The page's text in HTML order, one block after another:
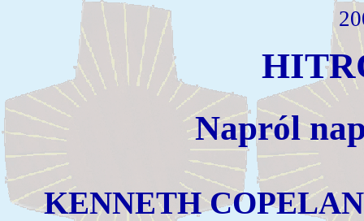
Napról
KENNETH